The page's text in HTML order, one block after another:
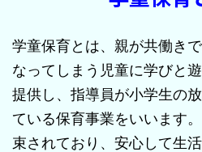
学童保育とは、親が共働き
なってしまう児童に学びと
提供し、指導員が小学生の
ている保育事業をいいます
束されており、安心して生